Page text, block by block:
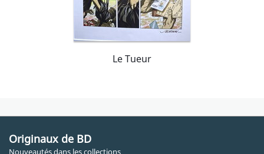
Le Tueur
Originaux de BD
Nouveautés dans les collections